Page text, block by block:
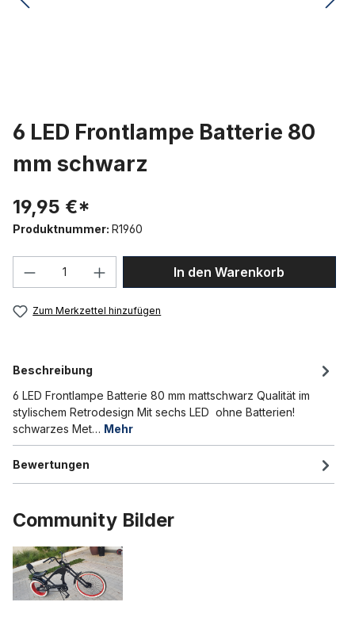
6 LED Frontlampe Batterie 80
mm schwarz
19,95 €*
Produktnummer: R1960
Produkt Anzahl: Gib den gewünschten
In den Warenkorb
Zum Merkzettel hinzufügen
Beschreibung
6 LED Frontlampe Batterie 80 mm mattschwarz Qualität im
stylischem Retrodesign Mit sechs LED ohne Batterien!
schwarzes Met… Mehr
Bewertungen
Community Bilder